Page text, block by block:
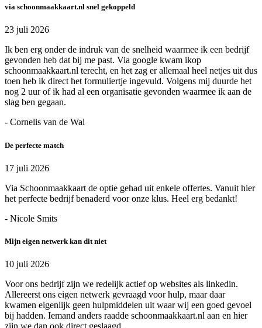
via schoonmaakkaart.nl snel gekoppeld
23 juli 2026
Ik ben erg onder de indruk van de snelheid waarmee ik een bedrijf
gevonden heb dat bij me past. Via google kwam ikop
schoonmaakkaart.nl terecht, en het zag er allemaal heel netjes uit dus
toen heb ik direct het formuliertje ingevuld. Volgens mij duurde het
nog 2 uur of ik had al een organisatie gevonden waarmee ik aan de
slag ben gegaan.
- Cornelis van de Wal
De perfecte match
17 juli 2026
Via Schoonmaakkaart de optie gehad uit enkele offertes. Vanuit hier
het perfecte bedrijf benaderd voor onze klus. Heel erg bedankt!
- Nicole Smits
Mijn eigen netwerk kan dit niet
10 juli 2026
Voor ons bedrijf zijn we redelijk actief op websites als linkedin.
Allereerst ons eigen netwerk gevraagd voor hulp, maar daar
kwamen eigenlijk geen hulpmiddelen uit waar wij een goed gevoel
bij hadden. Iemand anders raadde schoonmaakkaart.nl aan en hier